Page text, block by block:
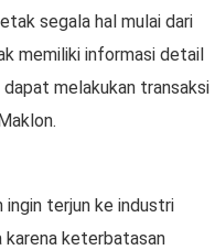
segala hal mulai dari
memiliki informasi detail
melakukan transaksi
ingin terjun ke industri
karena keterbatasan